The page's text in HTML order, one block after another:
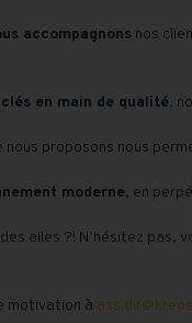
accompagnons nos
en main de qualité,
nous proposons nous
moderne, en
ailes ?! N’hésitez pas,
motivation à